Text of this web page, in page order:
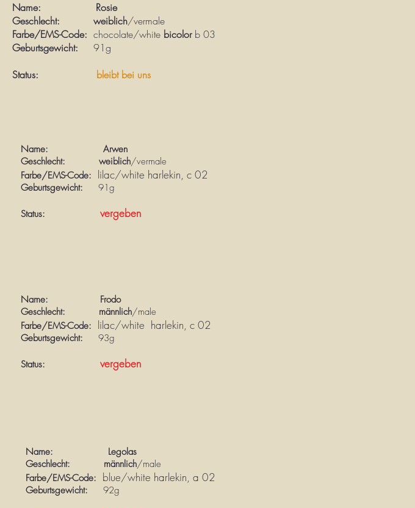
Name: Rosie
Geschlecht: weiblich/vermale
Farbe/EMS-Code: chocolate/white bicolorb 03
Geburtsgewicht: 91g
Status:
bleibt bei uns
Name: Arwen
Geschlecht: weiblich/vermale
Farbe/EMS-Code: lilac/white harlekin, c 02
Geburtsgewicht: 91g
Status: vergeben
Name: Frodo
Geschlecht: männlich/male
Farbe/EMS-Code: lilac/white harlekin, c 02
Geburtsgewicht: 93g
Status: vergeben
Name: Legolas
Geschlecht: männlich/male
Farbe/EMS-Code: blue/white harlekin, a 02
Geburtsgewicht: 92g